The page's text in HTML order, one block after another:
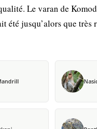
Le varan de
été jusqu’alors que très